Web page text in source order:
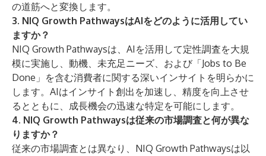
の道筋へと変換します。
3. NIQ Growth PathwaysはAIをどのように活用してい
ますか？
NIQ Growth Pathwaysは、AIを活用して定性調査を大規
模に実施し、動機、未充足ニーズ、および「Jobs to Be
Done」を含む消費者に関する深いインサイトを明らかに
します。AIはインサイト創出を加速し、精度を向上させ
るとともに、成長機会の迅速な特定を可能にします。
4. NIQ Growth Pathwaysは従来の市場調査と何が異な
りますか？
従来の市場調査とは異なり、NIQ Growth Pathwaysは以